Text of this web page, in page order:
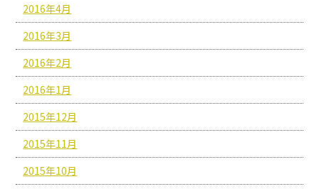
2016年4月
2016年3月
2016年2月
2016年1月
2015年12月
2015年11月
2015年10月